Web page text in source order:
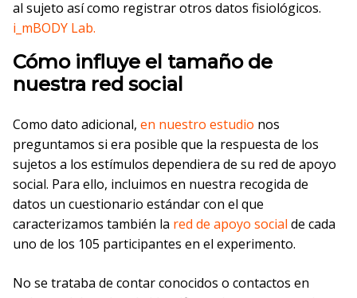
al sujeto así como registrar otros datos fisiológicos.
i_mBODY Lab.
Cómo influye el tamaño de
nuestra red social
Como dato adicional, en nuestro estudio nos
preguntamos si era posible que la respuesta de los
sujetos a los estímulos dependiera de su red de apoyo
social. Para ello, incluimos en nuestra recogida de
datos un cuestionario estándar con el que
caracterizamos también la red de apoyo social de cada
uno de los 105 participantes en el experimento.
No se trataba de contar conocidos o contactos en